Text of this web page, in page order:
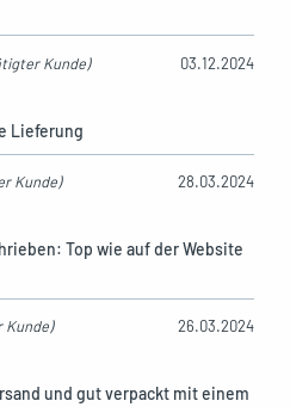
Kunde) 03.12.2024
Lieferung
Kunde) 28.03.2024
Top wie auf der Website
26.03.2024
und gut verpackt mit einem